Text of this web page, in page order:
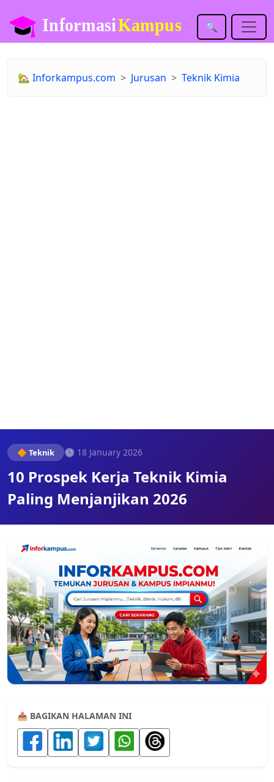
🔍
🏡 Inforkampus.com Jurusan Teknik Kimia
🔶 Teknik 🕓 18 January 2026
10 Prospek Kerja Teknik Kimia
Paling Menjanjikan 2026
📤 BAGIKAN HALAMAN INI